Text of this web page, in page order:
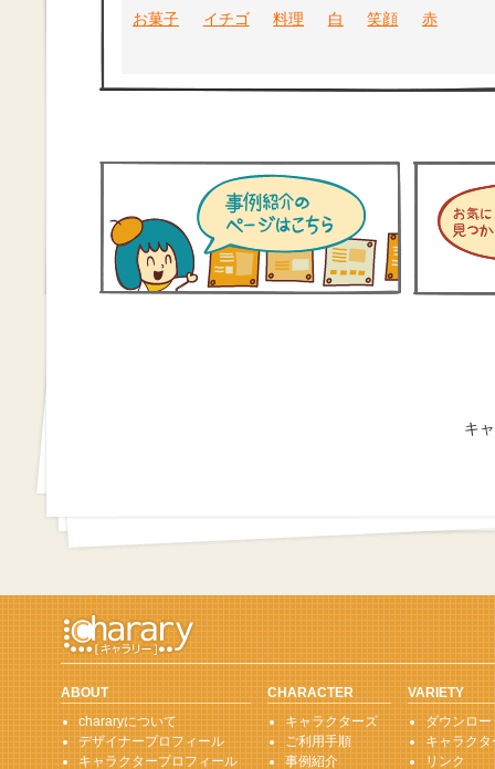
お菓子 イチゴ 料理 白 笑顔 赤
キ
ABOUT
chararyについて
デザイナープロフィール
キャラクタープロフィール
CHARACTER
キャラクターズ
ご利用手順
事例紹介
VARIETY
ダウンロ
キャラク
リンク